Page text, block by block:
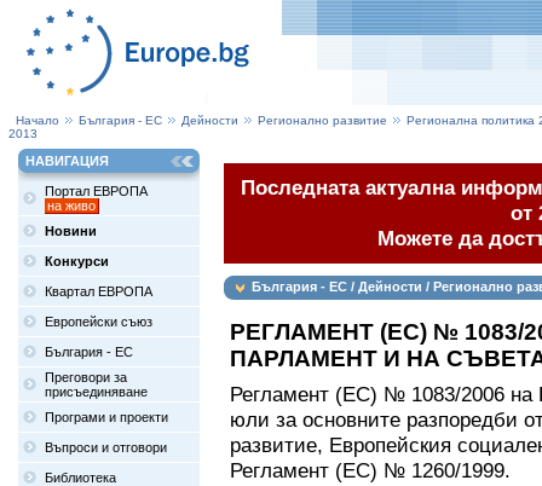
Начало България - ЕС Дейности Регионално развитие
Регионална политика
2013
НАВИГАЦИЯ
Портал ЕВРОПА
на живо
Новини
Конкурси
Квартал ЕВРОПА
Европейски съюз
България - ЕС
Преговори за
присъединяване
Програми и проекти
Въпроси и отговори
Библиотека
Последната актуална
от
Можете да
България - ЕС / Дейности / Регионално
РЕГЛАМЕНТ (ЕС) № 1083/
ПАРЛАМЕНТ И НА
Регламент (ЕС) № 1083/2006 на
юли за основните разпоредби
развитие, Европейския
Регламент (ЕС) № 1260/1999.